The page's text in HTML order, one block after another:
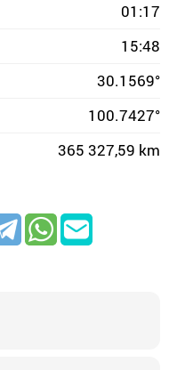
01:17
15:48
30.1569°
100.7427°
365 327,59 km